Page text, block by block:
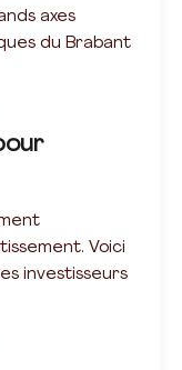
axes
du Brabant
Voici
investisseurs